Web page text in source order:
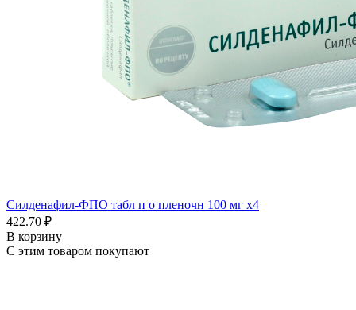
Силденафил-ФПО табл п о пленочн 100 мг x4
422.70 ₽
В корзину
С этим товаром покупают